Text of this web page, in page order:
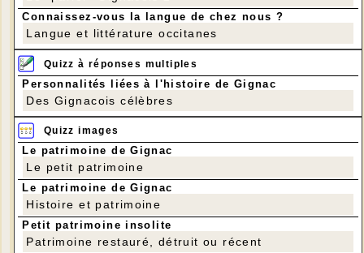
Connaissez-vous la langue de chez nous ?
Langue et littérature occitanes
Quizz à réponses multiples
Personnalités liées à l'histoire de Gignac
Des Gignacois célèbres
Quizz images
Le patrimoine de Gignac
Le petit patrimoine
Le patrimoine de Gignac
Histoire et patrimoine
Petit patrimoine insolite
Patrimoine restauré, détruit ou récent